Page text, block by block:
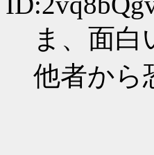
ま、面
他者か